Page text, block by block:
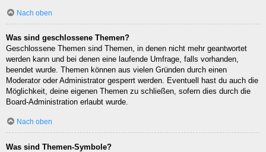
Nach oben
Was sind geschlossene Themen?
Geschlossene Themen sind Themen, in denen nicht mehr geantwortet
werden kann und bei denen eine laufende Umfrage, falls vorhanden,
beendet wurde. Themen können aus vielen Gründen durch einen
Moderator oder Administrator gesperrt werden. Eventuell hast du auch die
Möglichkeit, deine eigenen Themen zu schließen, sofern dies durch die
Board-Administration erlaubt wurde.
Nach oben
Was sind Themen-Symbole?